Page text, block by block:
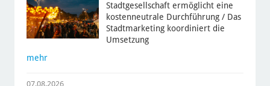
Stadtgesellschaft ermöglicht eine
kostenneutrale Durchführung / Das
Stadtmarketing koordiniert die
Umsetzung
mehr
07.08.2026